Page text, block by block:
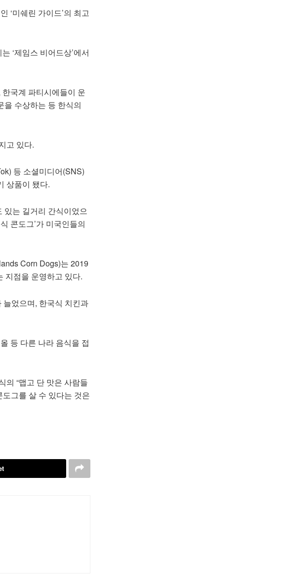
‘미쉐린 가이드’의 최고
‘제임스 비어드상’에서
한국계 파티시에들이 운
을 수상하는 등 한식의
고 있다.
등 소셜미디어(SNS)
상품이 됐다.
있는 길거리 간식이었으
콘도그’가 미국인들의
Corn Dogs)는 2019
지점을 운영하고 있다.
었으며, 한국식 치킨과
등 다른 나라 음식을 접
의 “맵고 단 맛은 사람들
그를 살 수 있다는 것은